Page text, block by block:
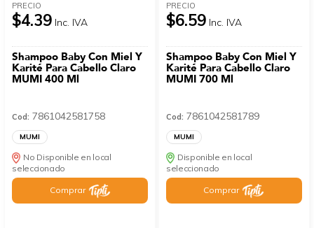
PRECIO
$4.39 Inc. IVA
Shampoo Baby Con Miel Y
Karité Para Cabello Claro
MUMI 400 Ml
Cod: 7861042581758
MUMI
No Disponible en local
seleccionado
Comprar
PRECIO
$6.59 Inc. IVA
Shampoo Baby Con Miel Y
Karité Para Cabello Claro
MUMI 700 Ml
Cod: 7861042581789
MUMI
Disponible en local
seleccionado
Comprar